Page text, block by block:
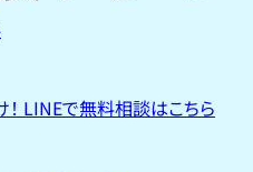
LINEで無料相談はこちら